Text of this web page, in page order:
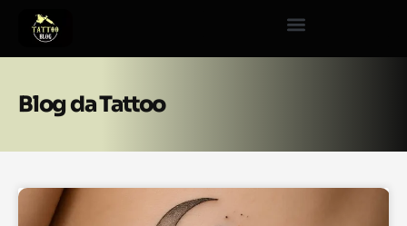
Blog da Tattoo